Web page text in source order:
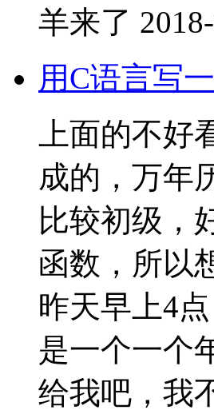
羊来了
用C语言写
上面的不
成的，万年
比较初级，
函数，所以
昨天早上4
是一个一个
给我吧，我